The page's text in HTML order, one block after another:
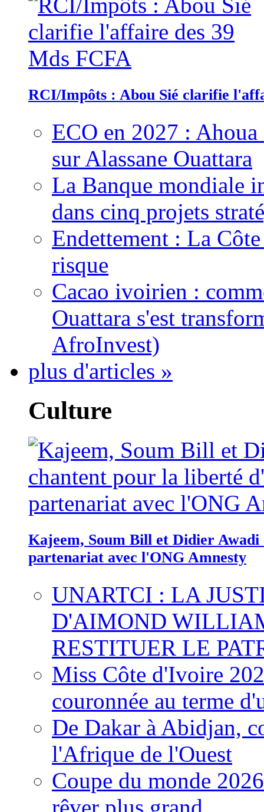
RCI/Impôts : Abou Sié clarifie
ECO en 2027 :
sur Alassane Ouattara
La Banque mondiale
dans cinq projets
Endettement : La
risque
Cacao ivoirien :
Ouattara s'est
AfroInvest)
plus d'articles »
Culture
Kajeem, Soum Bill et Didier
partenariat avec l'ONG Amnesty
UNARTCI : LA
D'AIMOND
RESTITUER LE
Miss Côte d'Ivoire
couronnée au terme
De Dakar à Abidjan,
l'Afrique de l'Ouest
Coupe du monde
rêver plus grand